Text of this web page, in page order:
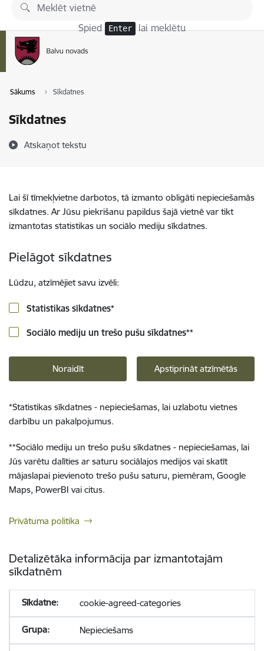
Pāriet uz lapas saturu
Spied Enter lai meklētu
Sākums Sīkdatnes
Sīkdatnes
Atskaņot tekstu
Lai šī tīmekļvietne darbotos, tā izmanto obligāti nepieciešamās
sīkdatnes. Ar Jūsu piekrišanu papildus šajā vietnē var tikt
izmantotas statistikas un sociālo mediju sīkdatnes.
Pielāgot sīkdatnes
Lūdzu, atzīmējiet savu izvēli:
Statistikas sīkdatnes*
Sociālo mediju un trešo pušu sīkdatnes**
Noraidīt Apstiprināt atzīmētās
*Statistikas sīkdatnes - nepieciešamas, lai uzlabotu vietnes
darbību un pakalpojumus.
**Sociālo mediju un trešo pušu sīkdatnes - nepieciešamas, lai
Jūs varētu dalīties ar saturu sociālajos medijos vai skatīt
mājaslapai pievienoto trešo pušu saturu, piemēram, Google
Maps, PowerBI vai citus.
Privātuma politika
Detalizētāka informācija par izmantotajām
sīkdatnēm
cookie-agreed-categories
Nepieciešams